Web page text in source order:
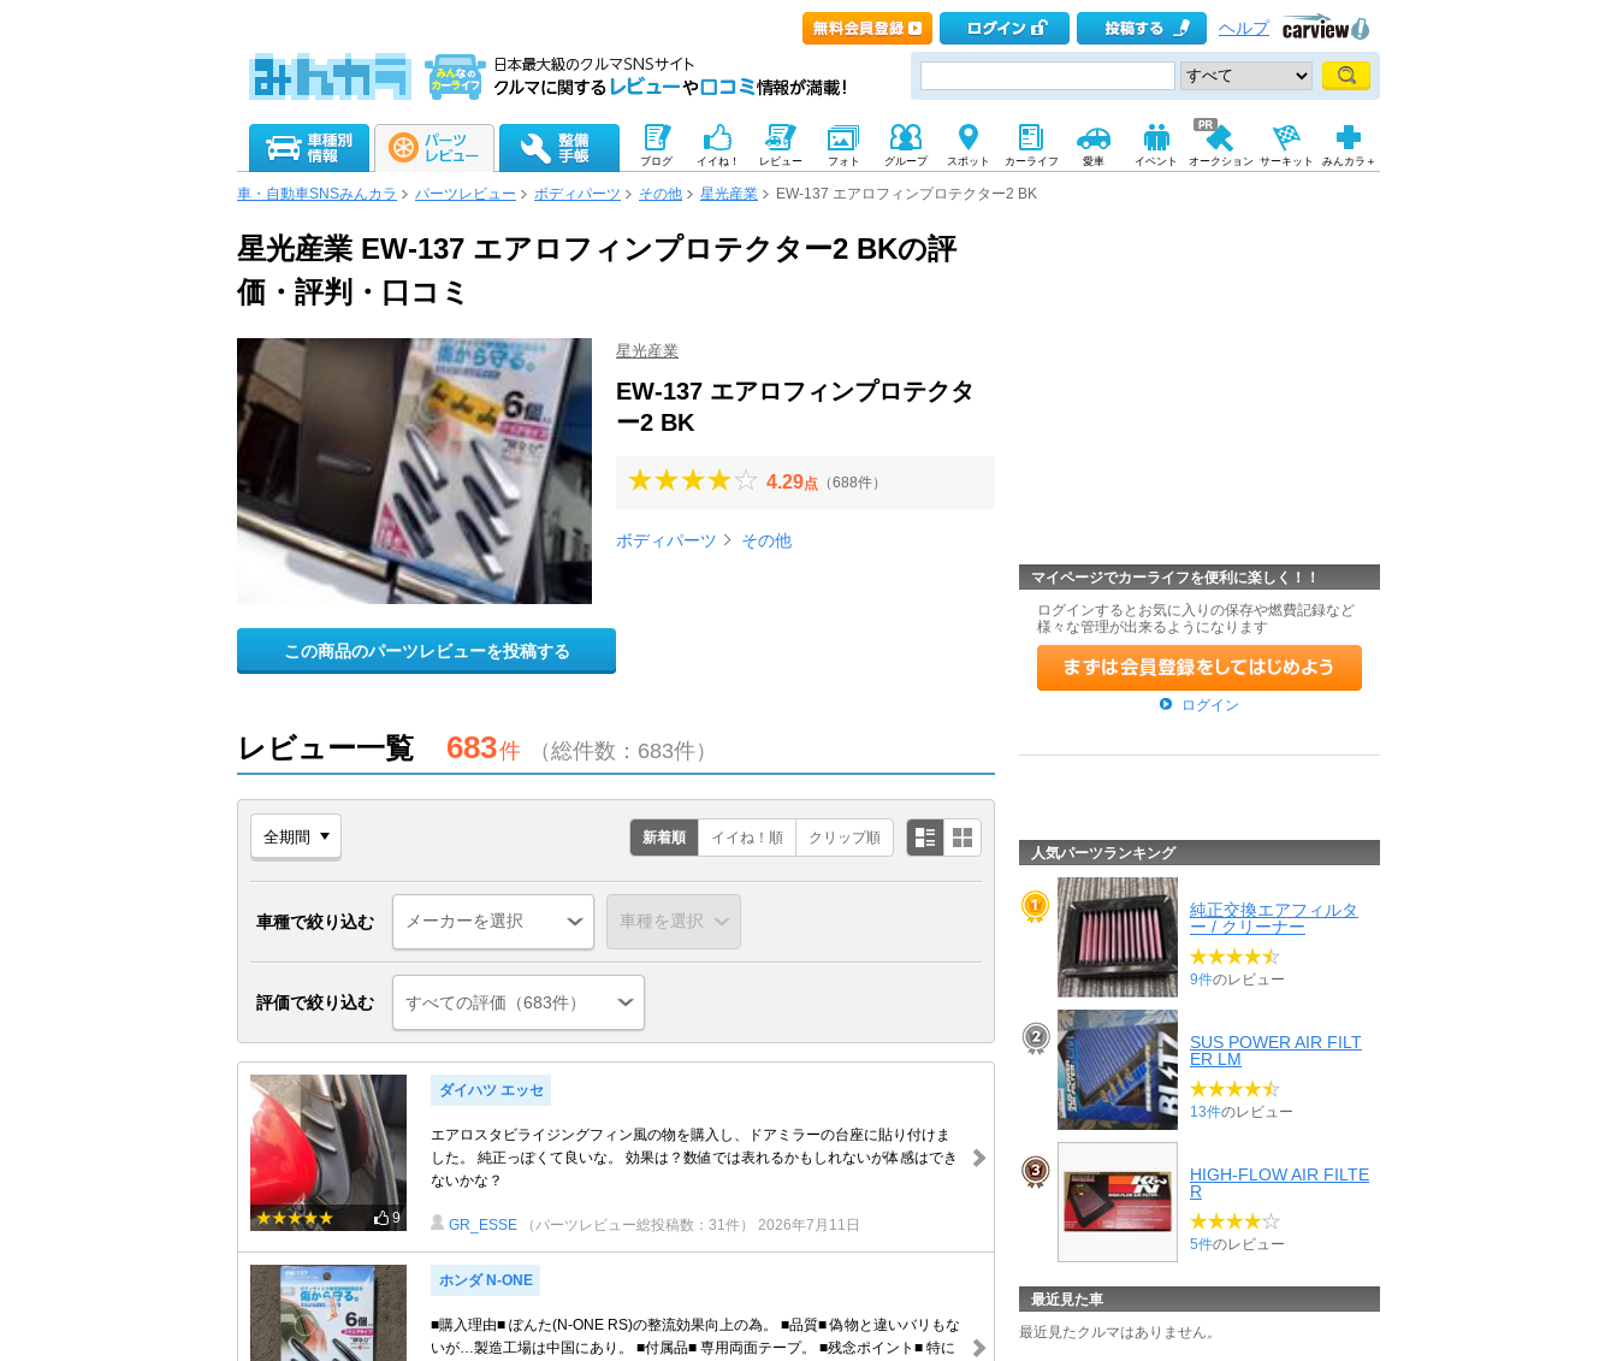
ヘルプ
ブログ イイね！ レビュー フォト グループ スポット カーライフ 愛車 イベント オークション サーキット みんカラ＋
車・自動車SNSみんカラ パーツレビュー ボディパーツ その他 星光産業 EW-137 エアロフィンプロテクター2 BK
星光産業 EW-137 エアロフィンプロテクター2 BKの評
価・評判・口コミ
星光産業
EW-137 エアロフィンプロテクタ
ー2 BK
4.29点 （688件）
ボディパーツ その他
この商品のパーツレビューを投稿する
レビュー一覧 683件 （総件数：683件）
新着順 イイね！順 クリップ順
車種で絞り込む
評価で絞り込む すべての評価（683件）
9
ダイハツ エッセ
エアロスタビライジングフィン風の物を購入し、ドアミラーの台座に貼り付けま
した。 純正っぽくて良いな。 効果は？数値では表れるかもしれないが体感はでき
ないかな？
GR_ESSE （パーツレビュー総投稿数：31件） 2026年7月11日
ホンダ N-ONE
■購入理由■ ぽんた(N-ONE RS)の整流効果向上の為。 ■品質■ 偽物と違いバリもな
いが…製造工場は中国にあり。 ■付属品■ 専用両面テープ。 ■残念ポイント■ 特に
マイページでカーライフを便利に楽しく！！
ログインするとお気に入りの保存や燃費記録など
様々な管理が出来るようになります
ログイン
人気パーツランキング
純正交換エアフィルタ
ー / クリーナー
9件のレビュー
SUS POWER AIR FILT
ER LM
13件のレビュー
HIGH-FLOW AIR FILTE
R
5件のレビュー
最近見た車
最近見たクルマはありません。